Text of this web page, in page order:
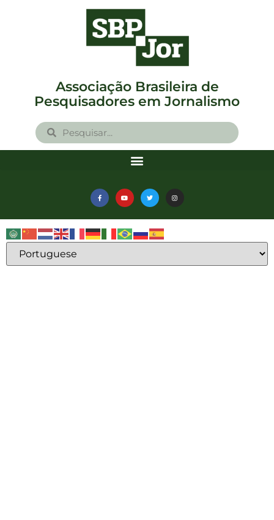
Associação Brasileira de
Pesquisadores em Jornalismo